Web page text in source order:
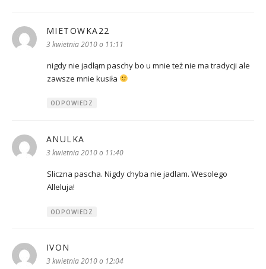
MIETOWKA22
3 kwietnia 2010 o 11:11
nigdy nie jadłąm paschy bo u mnie też nie ma tradycji ale
zawsze mnie kusiła
ODPOWIEDZ
ANULKA
3 kwietnia 2010 o 11:40
Sliczna pascha. Nigdy chyba nie jadlam. Wesolego
Alleluja!
ODPOWIEDZ
IVON
3 kwietnia 2010 o 12:04